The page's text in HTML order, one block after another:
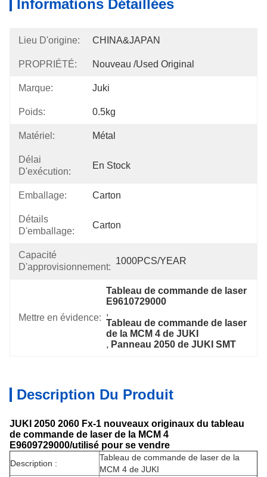
Informations Détaillées
Lieu D'origine: CHINA&JAPAN
PROPRIÉTÉ: Nouveau /used Original
Marque: Juki
Poids: 0.5kg
Matériel: Métal
Délai
D'exécution:
En Stock
Emballage: Carton
Détails
D'emballage:
Carton
Capacité
D'approvisionnement:
1000PCS/YEAR
Mettre en évidence:
Tableau de commande de laser
E9610729000
,
Tableau de commande de laser
de la MCM 4 de JUKI
, Panneau 2050 de JUKI SMT
Description Du Produit
JUKI 2050 2060 Fx-1 nouveaux originaux du tableau
de commande de laser de la MCM 4
E9609729000/utilisé pour se vendre
Description :
Tableau de commande de laser de la
MCM 4 de JUKI